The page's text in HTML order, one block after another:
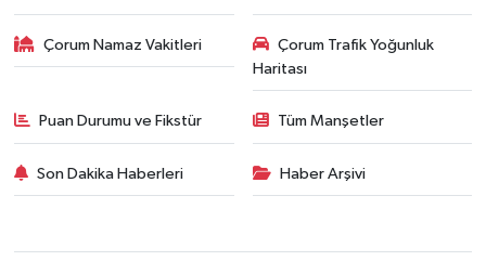
Çorum Namaz Vakitleri
Çorum Trafik Yoğunluk
Haritası
Puan Durumu ve Fikstür Tüm Manşetler
Son Dakika Haberleri Haber Arşivi